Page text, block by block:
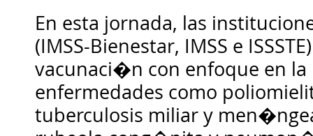
En esta jornada, las
(IMSS-Bienestar, IMSS e
vacunaci�n con enfoque en
enfermedades como
tuberculosis miliar y